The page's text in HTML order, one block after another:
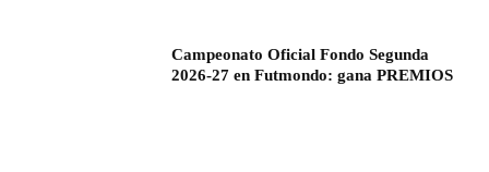
Campeonato Oficial Fondo Segunda
2026-27 en Futmondo: gana PREMIOS